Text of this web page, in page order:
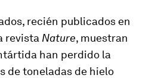
recién publicados en
revista Nature, muestran
han perdido la
de toneladas de hielo